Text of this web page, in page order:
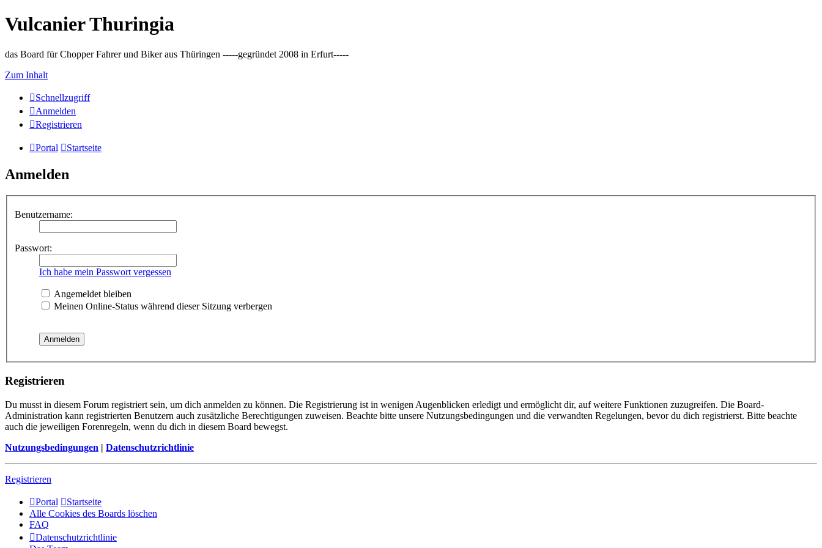
Vulcanier Thuringia
das Board für Chopper Fahrer und Biker aus Thüringen -----gegründet 2008 in Erfurt-----
Zum Inhalt
Schnellzugriff
Anmelden
Registrieren
Portal Startseite
Anmelden
Benutzername:
Passwort:
Ich habe mein Passwort vergessen
Angemeldet bleiben
Meinen Online-Status während dieser Sitzung verbergen
Registrieren
Du musst in diesem Forum registriert sein, um dich anmelden zu können. Die Registrierung ist in wenigen Augenblicken erledigt und ermöglicht dir, auf weitere Funktionen zuzugreifen. Die Board-
Administration kann registrierten Benutzern auch zusätzliche Berechtigungen zuweisen. Beachte bitte unsere Nutzungsbedingungen und die verwandten Regelungen, bevor du dich registrierst. Bitte beachte
auch die jeweiligen Forenregeln, wenn du dich in diesem Board bewegst.
Nutzungsbedingungen | Datenschutzrichtlinie
Registrieren
Portal
Startseite
Alle Cookies des Boards löschen
FAQ
Datenschutzrichtlinie